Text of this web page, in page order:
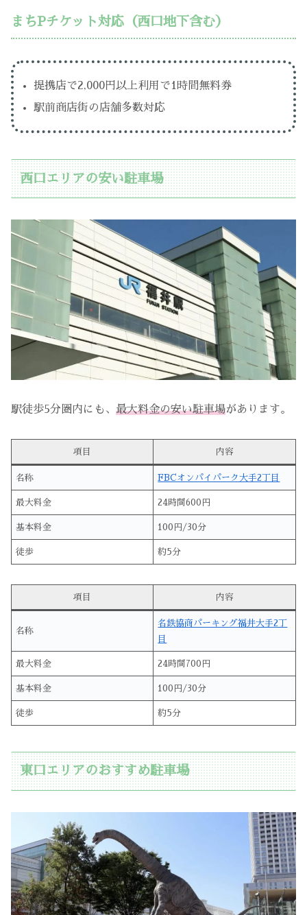
まちPチケット対応（西口地下含む）
提携店で2,000円以上利用で1時間無料券
駅前商店街の店舗多数対応
西口エリアの安い駐車場
駅徒歩5分圏内にも、 最大料金の安い駐車場があります。
項目 内容
名称 FBCオンパイパーク大手2丁目
最大料金 24時間600円
基本料金 100円/30分
徒歩 約5分
項目 内容
名称
名鉄協商パーキング福井大手2丁
目
最大料金 24時間700円
基本料金 100円/30分
徒歩 約5分
東口エリアのおすすめ駐車場